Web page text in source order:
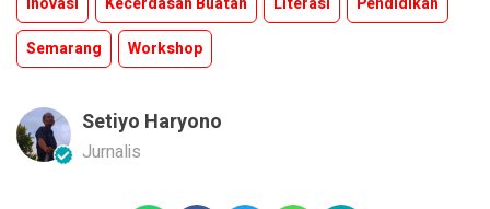
Semarang
Workshop
Setiyo Haryono
Jurnalis